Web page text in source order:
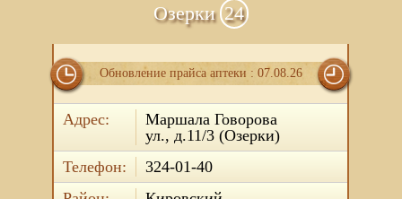
Озерки 24
Обновление прайса аптеки : 07.08.26
Адрес:
Маршала Говорова
ул., д.11/3 (Озерки)
Телефон:
324-01-40